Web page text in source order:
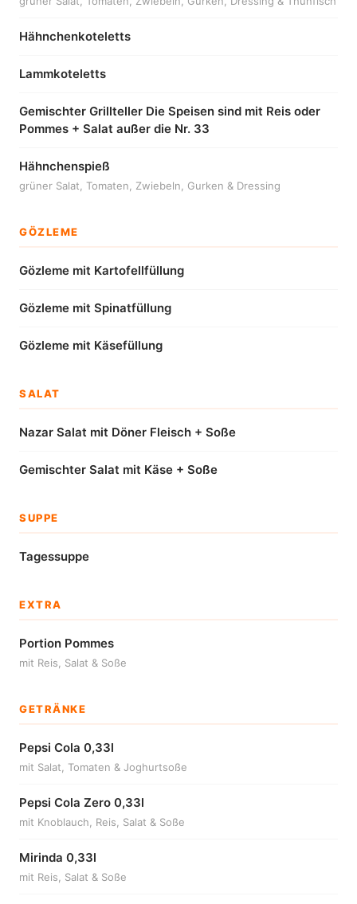
Hähnchenkoteletts
Lammkoteletts
Gemischter Grillteller Die Speisen sind mit Reis oder
Pommes + Salat außer die Nr. 33
Hähnchenspieß
grüner Salat, Tomaten, Zwiebeln, Gurken & Dressing
GÖZLEME
Gözleme mit Kartofellfüllung
Gözleme mit Spinatfüllung
Gözleme mit Käsefüllung
SALAT
Nazar Salat mit Döner Fleisch + Soße
Gemischter Salat mit Käse + Soße
SUPPE
Tagessuppe
EXTRA
Portion Pommes
mit Reis, Salat & Soße
GETRÄNKE
Pepsi Cola 0,33l
mit Salat, Tomaten & Joghurtsoße
Pepsi Cola Zero 0,33l
mit Knoblauch, Reis, Salat & Soße
Mirinda 0,33l
mit Reis, Salat & Soße